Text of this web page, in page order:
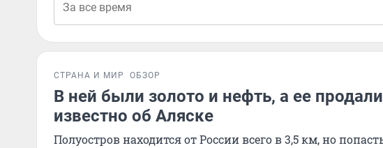
СТРАНА И МИР ОБЗОР
В ней были золото и нефть, а ее
известно об Аляске
Полуостров находится от России всего в 3,5 км, но